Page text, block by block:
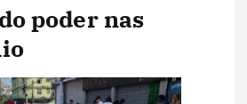
poder nas